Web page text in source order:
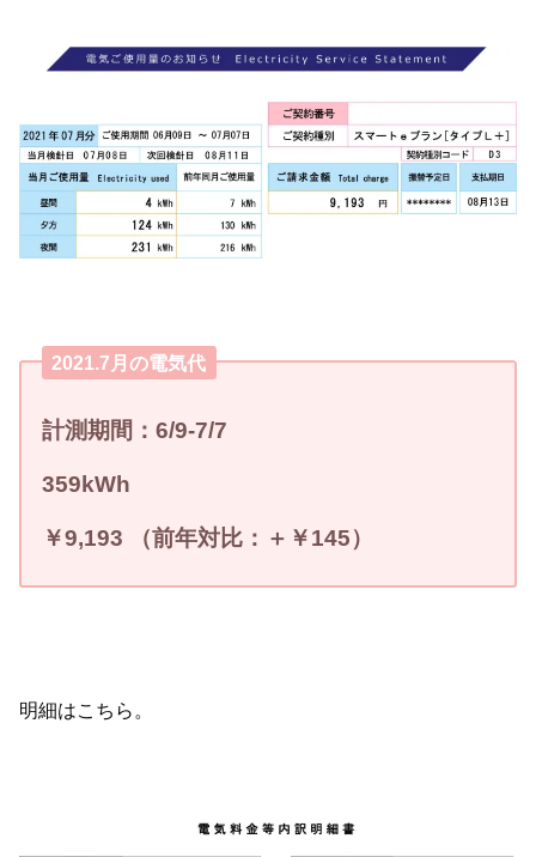
2021.7月の電気代
計測期間：6/9-7/7
359 kWh
￥9,193 （前年対比：＋￥145）
明細はこちら。